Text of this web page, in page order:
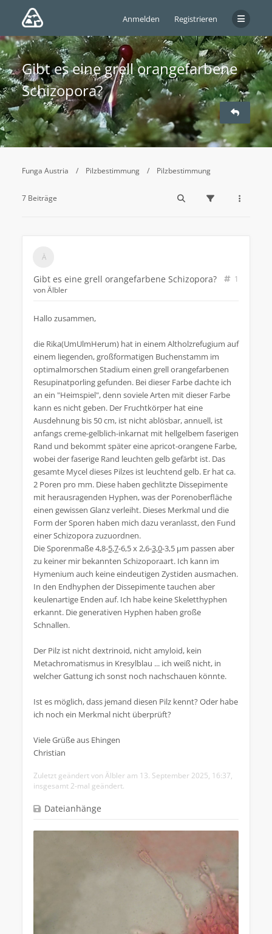
Anmelden Registrieren
Gibt es eine grell orangefarbene
Schizopora?
Funga Austria Pilzbestimmung Pilzbestimmung
7 Beiträge
Gibt es eine grell orangefarbene Schizopora?
1
vonÄlbler
Hallo zusammen,
die Rika(UmUlmHerum) hat in einem Altholzrefugium auf
einem liegenden, großformatigen Buchenstamm im
optimalmorschen Stadium einen grell orangefarbenen
Resupinatporling gefunden. Bei dieser Farbe dachte ich
an ein "Heimspiel", denn soviele Arten mit dieser Farbe
kann es nicht geben. Der Fruchtkörper hat eine
Ausdehnung bis 50 cm, ist nicht ablösbar, annuell, ist
anfangs creme-gelblich-inkarnat mit hellgelbem faserigen
Rand und bekommt später eine apricot-orangene Farbe,
wobei der faserige Rand leuchten gelb gefärbt ist. Das
gesamte Mycel dieses Pilzes ist leuchtend gelb. Er hat ca.
2 Poren pro mm. Diese haben gechlitzte Dissepimente
mit herausragenden Hyphen, was der Porenoberfläche
einen gewissen Glanz verleiht. Dieses Merkmal und die
Form der Sporen haben mich dazu veranlasst, den Fund
einer Schizopora zuzuordnen.
Die Sporenmaße 4,8-5,7-6,5 x 2,6-3,0-3,5 µm passen aber
zu keiner mir bekannten Schizoporaart. Ich kann im
Hymenium auch keine eindeutigen Zystiden ausmachen.
In den Endhyphen der Dissepimente tauchen aber
keulenartige Enden auf. Ich habe keine Skeletthyphen
erkannt. Die generativen Hyphen haben große
Schnallen.
Der Pilz ist nicht dextrinoid, nicht amyloid, kein
Metachromatismus in Kresylblau ... ich weiß nicht, in
welcher Gattung ich sonst noch nachschauen könnte.
Ist es möglich, dass jemand diesen Pilz kennt? Oder habe
ich noch ein Merkmal nicht überprüft?
Viele Grüße aus Ehingen
Christian
Zuletzt geändert von Älbler am 13. September 2025, 16:37,
insgesamt 2-mal geändert.
Dateianhänge